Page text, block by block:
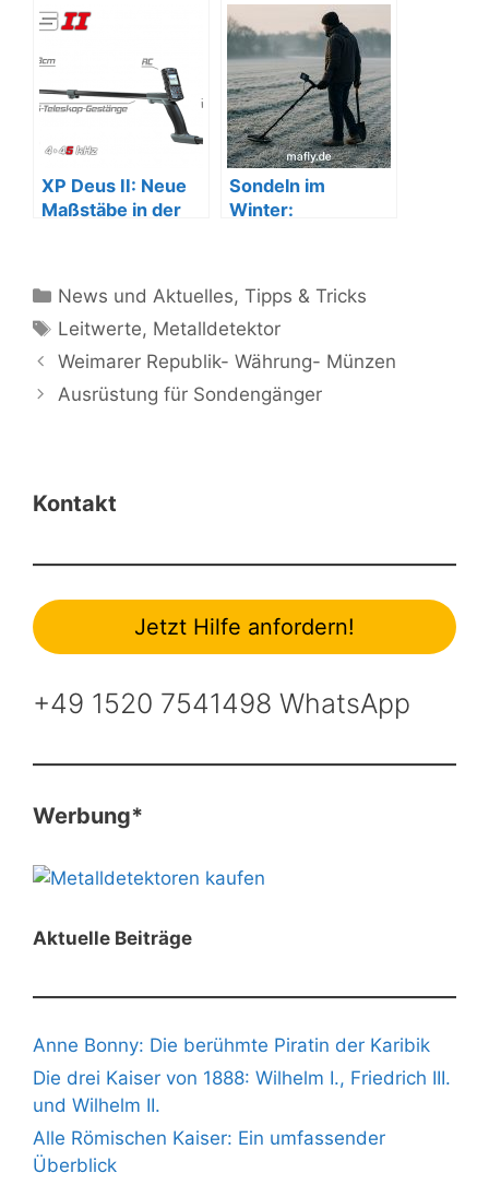
dem Mittelalter
XP Deus II: Neue
Maßstäbe in der
Sondeln im
Winter:
Kategorien
News und Aktuelles,Tipps & Tricks
Schlagwörter
Leitwerte, Metalldetektor
Weimarer Republik- Währung- Münzen
Ausrüstung für Sondengänger
Kontakt
Jetzt Hilfe anfordern!
+49 1520 7541498 WhatsApp
Werbung*
Aktuelle Beiträge
Anne Bonny: Die berühmte Piratin der Karibik
Die drei Kaiser von 1888: Wilhelm I., Friedrich III.
und Wilhelm II.
Alle Römischen Kaiser: Ein umfassender
Überblick